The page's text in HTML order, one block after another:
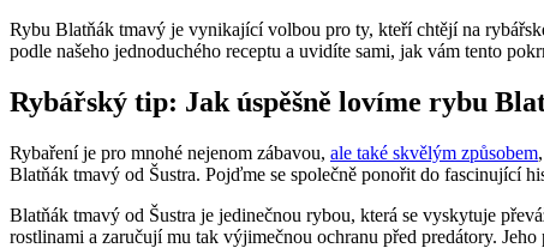
Rybu Blatňák tmavý je vynikající volbou pro ty, kteří chtějí na
podle našeho jednoduchého receptu a uvidíte sami, jak vám tento
Rybářský tip: Jak úspěšně lovíme rybu
Rybaření je pro mnohé nejenom zábavou, ale také skvělým způsobem
Blatňák tmavý od Šustra. Pojďme se společně ponořit do fascinující
Blatňák tmavý od Šustra je jedinečnou rybou, která se vyskytuje
rostlinami a zaručují mu tak výjimečnou ochranu před predátory.